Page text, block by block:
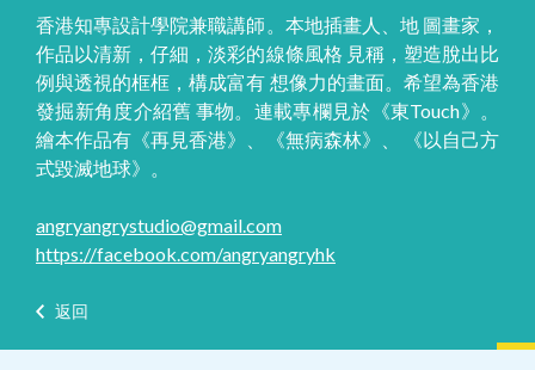
香港知專設計學院兼職講師。本地插畫人、地 圖畫家，
作品以清新，仔細，淡彩的線條風格 見稱，塑造脫出比
例與透視的框框，構成富有 想像力的畫面。希望為香港
發掘新角度介紹舊 事物。連載專欄見於《東Touch》。
繪本作品有《再見香港》、《無病森林》、 《以自己方
式毀滅地球》。
angryangrystudio@gmail.com
https://facebook.com/angryangryhk
返回